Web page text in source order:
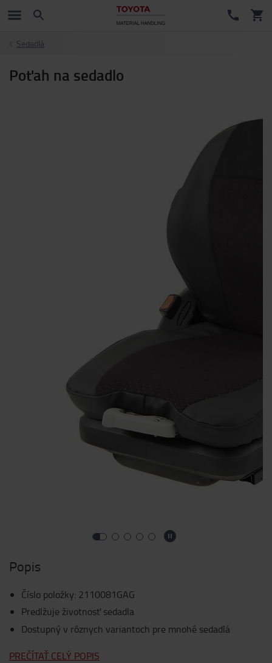
Sedadlá
Poťah na sedadlo
Popis
Číslo položky: 2110081GAG
Predlžuje životnosť sedadla
Dostupný v rôznych variantoch pre mnohé sedadlá
PREČÍTAŤ CELÝ POPIS